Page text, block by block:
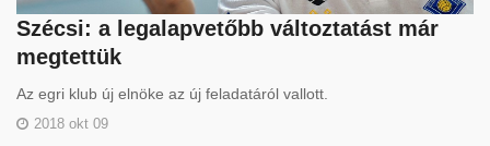
Szécsi: a legalapvetőbb változtatást már
megtettük
Az egri klub új elnöke az új feladatáról vallott.
2018 okt 09